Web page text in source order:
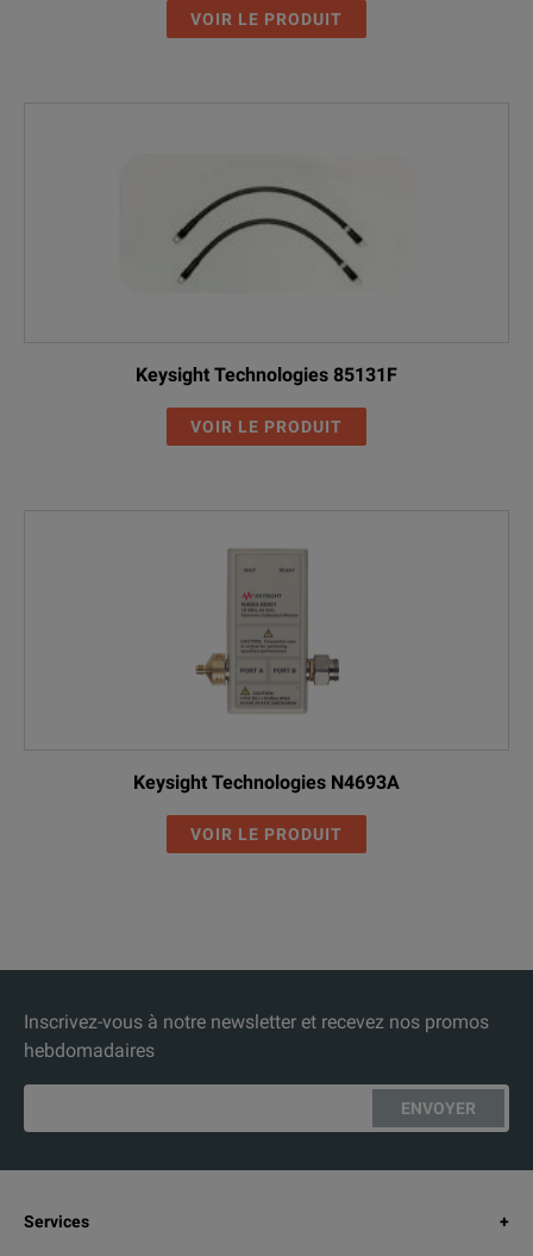
VOIR LE PRODUIT
Keysight Technologies 85131F
VOIR LE PRODUIT
Keysight Technologies N4693A
VOIR LE PRODUIT
Inscrivez-vous à notre newsletter et recevez nos promos
hebdomadaires
ENVOYER
Services